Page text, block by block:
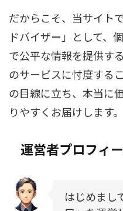
だからこそ、当サイト
ドバイザー」として、
で公平な情報を提供す
のサービスに忖度する
の目線に立ち、本当に
りやすくお届けします。
運営者プロフィ
はじめまし